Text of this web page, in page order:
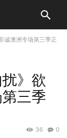
诚澳洲专场第三季正
》欲
三季
0
36